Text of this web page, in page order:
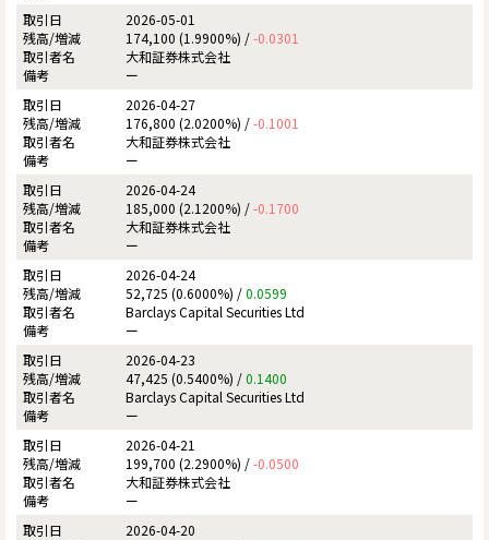
2026-05-01
174,100 (1.9900%) /-0.0301
大和証券株式会社
ー
2026-04-27
176,800 (2.0200%) /-0.1001
大和証券株式会社
ー
2026-04-24
185,000 (2.1200%) /-0.1700
大和証券株式会社
ー
2026-04-24
52,725 (0.6000%) /0.0599
Barclays Capital Securities Ltd
ー
2026-04-23
47,425 (0.5400%) /0.1400
Barclays Capital Securities Ltd
ー
2026-04-21
199,700 (2.2900%) /-0.0500
大和証券株式会社
ー
2026-04-20